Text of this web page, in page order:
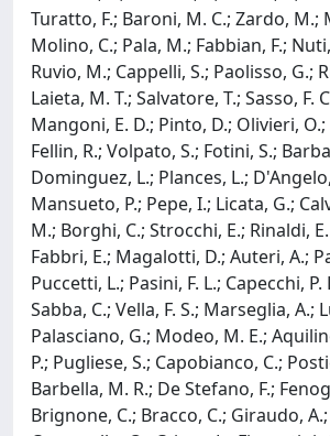
Turatto, F.; Baroni, M. C.; Zardo, M.;
Molino, C.; Pala, M.; Fabbian, F.;
Ruvio, M.; Cappelli, S.; Paolisso, G.;
Laieta, M. T.; Salvatore, T.; Sasso, F.
Mangoni, E. D.; Pinto, D.; Olivieri,
Fellin, R.; Volpato, S.; Fotini, S.;
Dominguez, L.; Plances, L.;
Mansueto, P.; Pepe, I.; Licata, G.;
M.; Borghi, C.; Strocchi, E.; Rinaldi,
Fabbri, E.; Magalotti, D.; Auteri, A.;
Puccetti, L.; Pasini, F. L.; Capecchi, P.
Sabba, C.; Vella, F. S.; Marseglia, A.;
Palasciano, G.; Modeo, M. E.;
P.; Pugliese, S.; Capobianco, C.;
Barbella, M. R.; De Stefano, F.;
Brignone, C.; Bracco, C.; Giraudo,